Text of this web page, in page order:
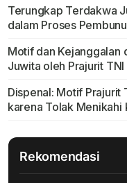
Terungkap Terdakwa
dalam Proses
Motif dan Kejanggalan
Juwita oleh Prajurit TNI
Dispenal: Motif Prajurit
karena Tolak Menikahi
Rekomendasi